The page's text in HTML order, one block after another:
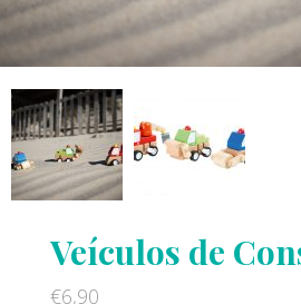
Veículos de
€6,90